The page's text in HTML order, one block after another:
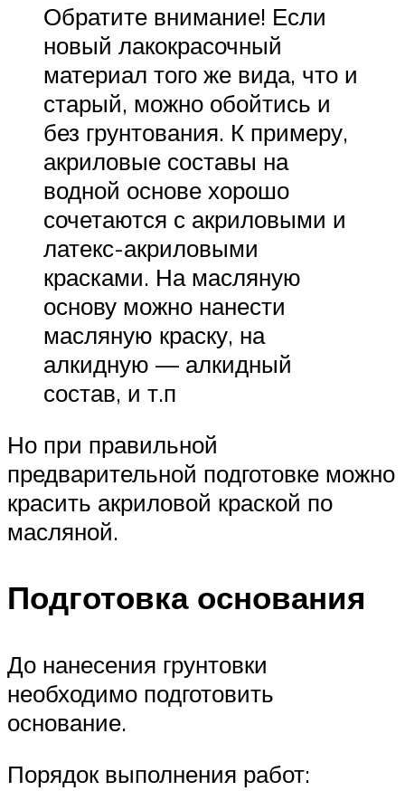
Обратите внимание! Если
новый лакокрасочный
материал того же вида, что и
старый, можно обойтись и
без грунтования. К примеру,
акриловые составы на
водной основе хорошо
сочетаются с акриловыми и
латекс-акриловыми
красками. На масляную
основу можно нанести
масляную краску, на
алкидную — алкидный
состав, и т.п
Но при правильной
предварительной подготовке можно
красить акриловой краской по
масляной.
Подготовка основания
До нанесения грунтовки
необходимо подготовить
основание.
Порядок выполнения работ: